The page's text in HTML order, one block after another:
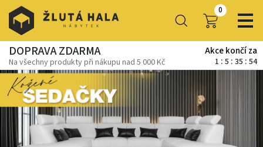
0
DOPRAVA ZDARMA
Na všechny produkty při nákupu nad 5 000 Kč
Akce končí za
1 5 35 52